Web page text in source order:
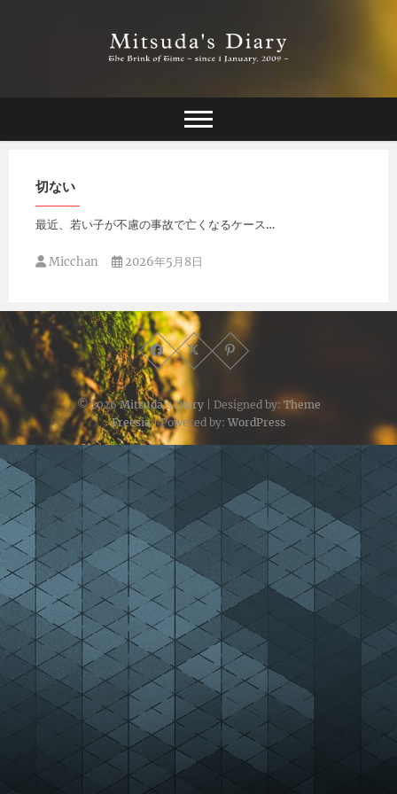
Mitsuda's Diary
切ない
最近、若い子が不慮の事故で亡くなるケース…
Micchan 2026年5月8日
© 2026Mitsuda's Diary| Designed by: Theme
Freesia| Powered by: WordPress